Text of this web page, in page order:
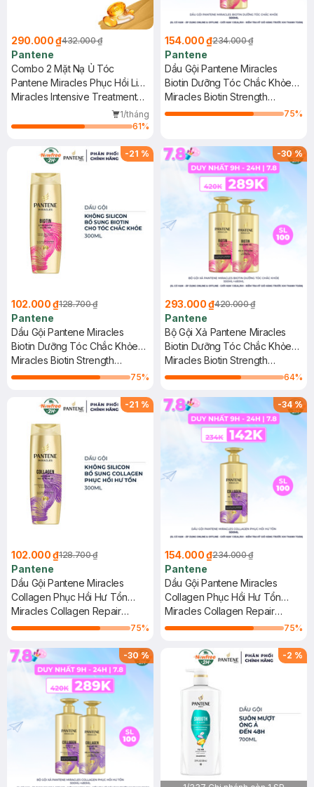
290.000 ₫432.000 ₫
Pantene
Combo 2 Mặt Nạ Ủ Tóc
Pantene Miracles Phục Hồi Liên
Kết Tóc 300ml
Miracles Intensive Treatment
1/tháng
61%
154.000 ₫234.000 ₫
Pantene
Dầu Gội Pantene Miracles
Biotin Dưỡng Tóc Chắc Khỏe
500ml
Miracles Biotin Strength
Silicone-Free Shampoo
75%
-21 %
102.000 ₫128.700 ₫
Pantene
Dầu Gội Pantene Miracles
Biotin Dưỡng Tóc Chắc Khỏe
300ml
Miracles Biotin Strength
Silicone-Free Shampoo
75%
-30%
293.000 ₫420.000 ₫
Pantene
Bộ Gội Xả Pantene Miracles
Biotin Dưỡng Tóc Chắc Khỏe
500ml+480ml
Miracles Biotin Strength
Silicone-Free Shampoo + 3
Intensive Serum Conditioner
64%
-21 %
102.000 ₫128.700 ₫
Pantene
Dầu Gội Pantene Miracles
Collagen Phục Hồi Hư Tổn
300ml
Miracles Collagen Repair
Silicone-Free Shampoo
75%
-34%
154.000 ₫234.000 ₫
Pantene
Dầu Gội Pantene Miracles
Collagen Phục Hồi Hư Tổn
500ml
Miracles Collagen Repair
Silicone-Free Shampoo
75%
-30% -2 %